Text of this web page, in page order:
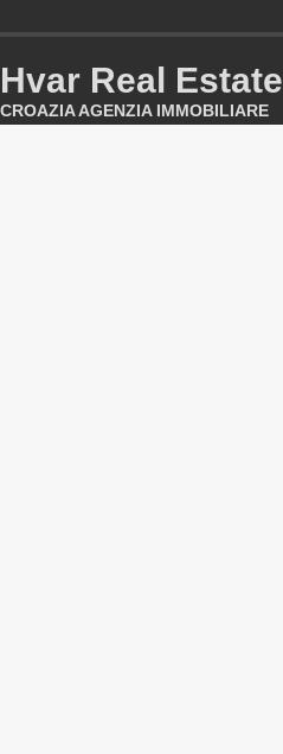
Hvar Real Estate
CROAZIA AGENZIA IMMOBILIARE